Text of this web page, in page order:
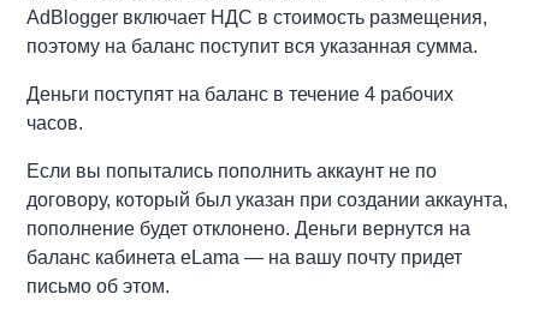
AdBlogger включает НДС в стоимость размещения,
поэтому на баланс поступит вся указанная сумма.
Деньги поступят на баланс в течение 4 рабочих
часов.
Если вы попытались пополнить аккаунт не по
договору, который был указан при создании аккаунта,
пополнение будет отклонено. Деньги вернутся на
баланс кабинета eLama — на вашу почту придет
письмо об этом.